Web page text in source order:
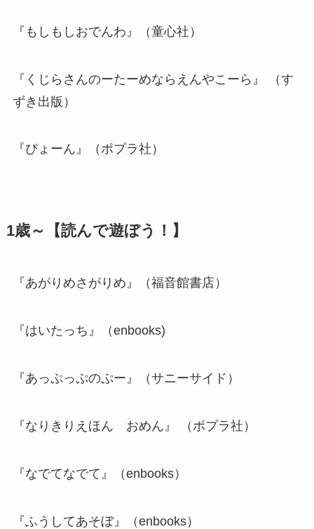
『もしもしおでんわ』（童心社）
『くじらさんのーたーめならえんやこーら』 （す
ずき出版）
『ぴょーん』（ポプラ社）
1歳～【読んで遊ぼう！】
『あがりめさがりめ』（福音館書店）
『はいたっち』（enbooks)
『あっぷっぷのぷー』（サニーサイド）
『なりきりえほん おめん』 （ポプラ社）
『なでてなでて』（enbooks）
『ふうしてあそぼ』（enbooks）